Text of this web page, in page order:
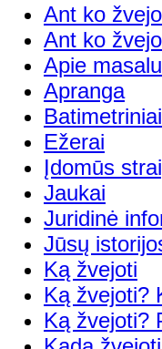
Ant ko
Ant ko
Apie
Apranga
Ežerai
Įdomūs
Jaukai
Juridinė
Jūsų
Ką žvejoti
Ką žvejoti?
Ką žvejoti?